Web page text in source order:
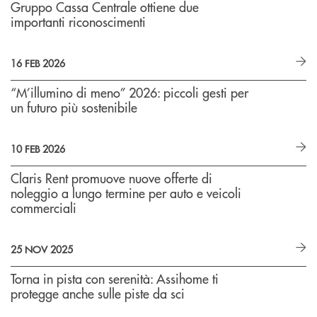
Gruppo Cassa Centrale ottiene due
importanti riconoscimenti
16 FEB 2026
“M’illumino di meno” 2026: piccoli gesti per
un futuro più sostenibile
10 FEB 2026
Claris Rent promuove nuove offerte di
noleggio a lungo termine per auto e veicoli
commerciali
25 NOV 2025
Torna in pista con serenità: Assihome ti
protegge anche sulle piste da sci